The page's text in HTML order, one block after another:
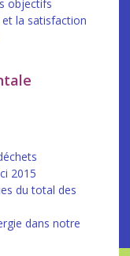
objectifs
et la satisfaction
2015
du total des
dans notre